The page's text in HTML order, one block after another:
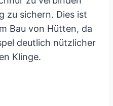
zu sichern. Dies ist
Bau von Hütten, da
deutlich nützlicher
Klinge.